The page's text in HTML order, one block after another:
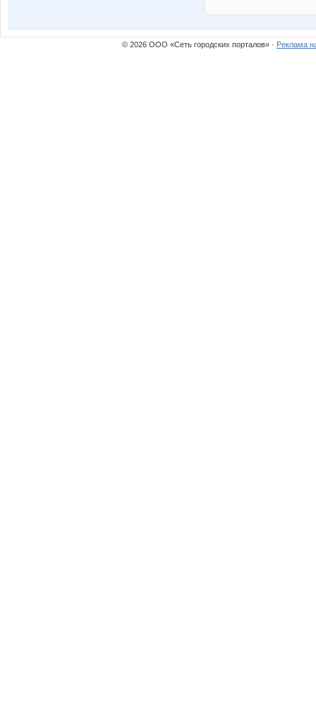
© 2026 ООО «Сеть городских порталов» · Реклама